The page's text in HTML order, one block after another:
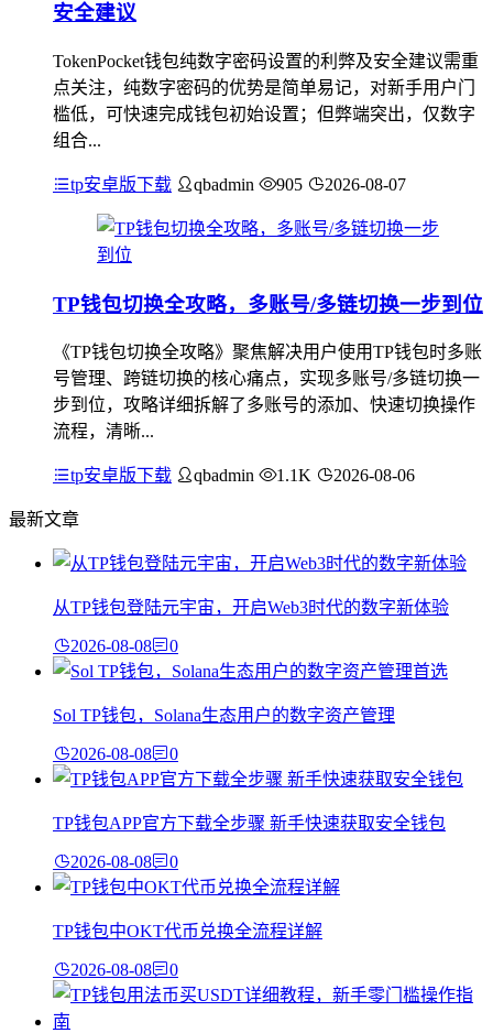
安全建议
TokenPocket钱包纯数字密码设置的利弊及安全建议需重
点关注，纯数字密码的优势是简单易记，对新手用户门
槛低，可快速完成钱包初始设置；但弊端突出，仅数字
组合...
tp安卓版下载 qbadmin 905 2026-08-07
TP钱包切换全攻略，多账号/多链切换一步到位
《TP钱包切换全攻略》聚焦解决用户使用TP钱包时多账
号管理、跨链切换的核心痛点，实现多账号/多链切换一
步到位，攻略详细拆解了多账号的添加、快速切换操作
流程，清晰...
tp安卓版下载 qbadmin 1.1K 2026-08-06
最新文章
从TP钱包登陆元宇宙，开启Web3时代的数字新体验
2026-08-08 0
Sol TP钱包，Solana生态用户的数字资产管理
2026-08-08 0
TP钱包APP官方下载全步骤 新手快速获取安全钱包
2026-08-08 0
TP钱包中OKT代币兑换全流程详解
2026-08-08 0